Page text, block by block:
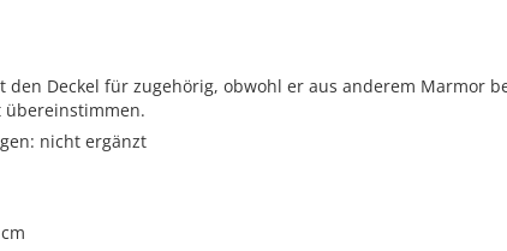
den Deckel für zugehörig, obwohl er aus anderem Marmor
übereinstimmen.
nicht ergänzt